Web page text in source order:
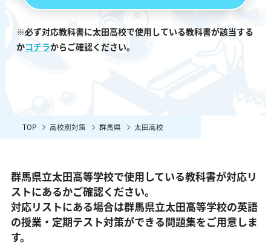
※必ず対応教科書に太田高校で使用している教科書が該当する
かコチラからご確認ください。
TOP 高校別対策 群馬県 太田高校
群馬県立太田高等学校で使用している教科書が対応リ
ストにあるかご確認ください。
対応リストにある場合は群馬県立太田高等学校の英語
の授業・定期テスト対策ができる問題集をご用意しま
す。